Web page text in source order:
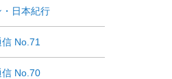
・日本紀行
No.71
信 No.70